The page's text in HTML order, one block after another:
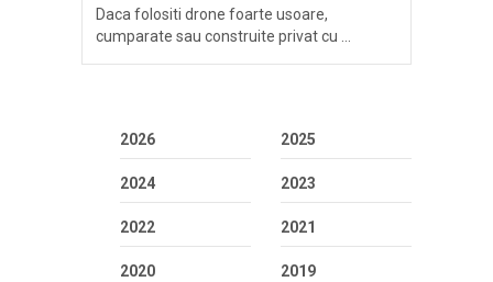
Daca folositi drone foarte usoare,
cumparate sau construite privat cu …
2026 2025
2024 2023
2022 2021
2020 2019